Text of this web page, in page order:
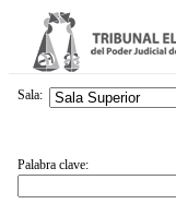
Sala:
Palabra clave: